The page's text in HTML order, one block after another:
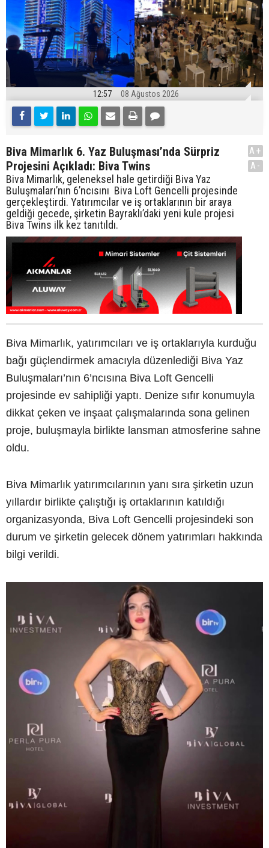
12:57 08 Ağustos 2026
Biva Mimarlık 6. Yaz Buluşması’nda Sürpriz
Projesini Açıkladı: Biva Twins
Biva Mimarlık, geleneksel hale getirdiği Biva Yaz
Buluşmaları’nın 6’ncısını Biva Loft Gencelli projesinde
gerçekleştirdi. Yatırımcılar ve iş ortaklarının bir araya
geldiği gecede, şirketin Bayraklı’daki yeni kule projesi
Biva Twins ilk kez tanıtıldı.
A+
A-
Biva Mimarlık, yatırımcıları ve iş ortaklarıyla kurduğu
bağı güçlendirmek amacıyla düzenlediği Biva Yaz
Buluşmaları’nın 6’ncısına Biva Loft Gencelli
projesinde ev sahipliği yaptı. Denize sıfır konumuyla
dikkat çeken ve inşaat çalışmalarında sona gelinen
proje, buluşmayla birlikte lansman atmosferine sahne
oldu.
Biva Mimarlık yatırımcılarının yanı sıra şirketin uzun
yıllardır birlikte çalıştığı iş ortaklarının katıldığı
organizasyonda, Biva Loft Gencelli projesindeki son
durum ve şirketin gelecek dönem yatırımları hakkında
bilgi verildi.